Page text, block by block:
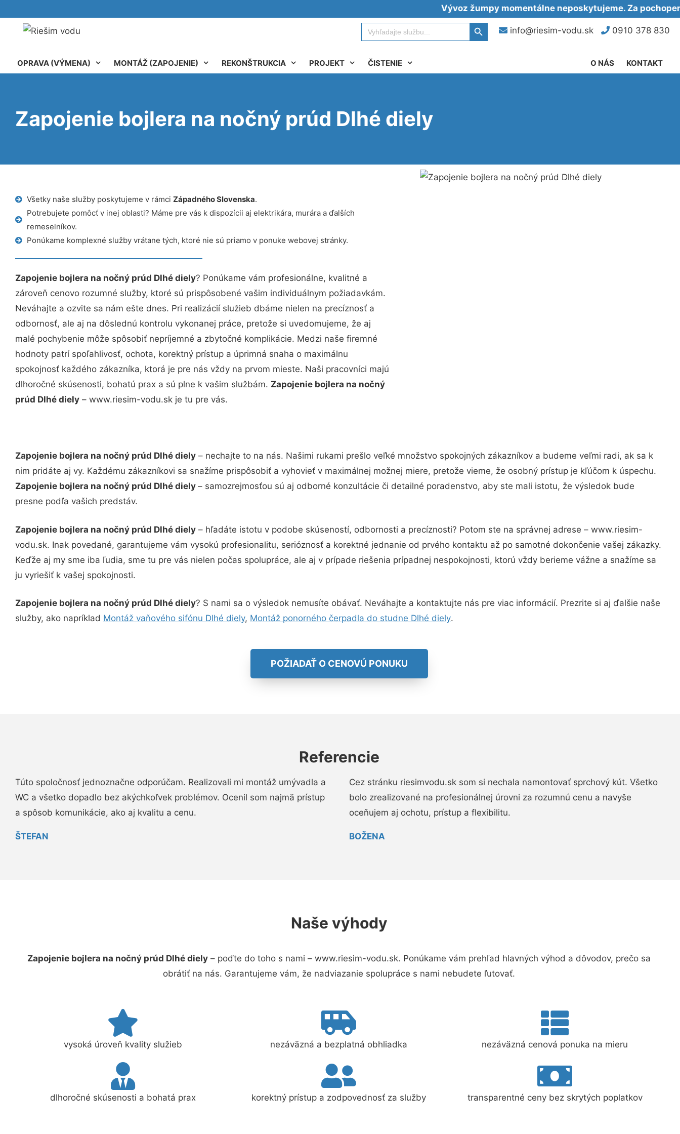
Vývoz žumpy momentálne neposkytujeme. Za pochopenie
info@riesim-vodu.sk 0910 378 830
Search
for:
Search Button
OPRAVA (VÝMENA) MONTÁŽ (ZAPOJENIE) REKONŠTRUKCIA PROJEKT ČISTENIE KONTAKT
O NÁS
Zapojenie bojlera na nočný prúd Dlhé diely
Všetky naše služby poskytujeme v rámci Západného Slovenska.
Potrebujete pomôcť v inej oblasti? Máme pre vás k dispozícii aj elektrikára, murára a ďalších
remeselníkov.
Ponúkame komplexné služby vrátane tých, ktoré nie sú priamo v ponuke webovej stránky.
Zapojenie bojlera na nočný prúd Dlhé diely? Ponúkame vám profesionálne, kvalitné a
zároveň cenovo rozumné služby, ktoré sú prispôsobené vašim individuálnym požiadavkám.
Neváhajte a ozvite sa nám ešte dnes. Pri realizácií služieb dbáme nielen na precíznosť a
odbornosť, ale aj na dôslednú kontrolu vykonanej práce, pretože si uvedomujeme, že aj
malé pochybenie môže spôsobiť nepríjemné a zbytočné komplikácie. Medzi naše firemné
hodnoty patrí spoľahlivosť, ochota, korektný prístup a úprimná snaha o maximálnu
spokojnosť každého zákazníka, ktorá je pre nás vždy na prvom mieste. Naši pracovníci majú
dlhoročné skúsenosti, bohatú prax a sú plne k vašim službám. Zapojenie bojlera na nočný
prúd Dlhé diely – www.riesim-vodu.sk je tu pre vás.
Zapojenie bojlera na nočný prúd Dlhé diely – nechajte to na nás. Našimi rukami prešlo veľké množstvo spokojných zákazníkov a budeme veľmi radi, ak sa k
nim pridáte aj vy. Každému zákazníkovi sa snažíme prispôsobiť a vyhovieť v maximálnej možnej miere, pretože vieme, že osobný prístup je kľúčom k úspechu.
Zapojenie bojlera na nočný prúd Dlhé diely – samozrejmosťou sú aj odborné konzultácie či detailné poradenstvo, aby ste mali istotu, že výsledok bude
presne podľa vašich predstáv.
Zapojenie bojlera na nočný prúd Dlhé diely – hľadáte istotu v podobe skúseností, odbornosti a precíznosti? Potom ste na správnej adrese – www.riesim-
vodu.sk. Inak povedané, garantujeme vám vysokú profesionalitu, serióznosť a korektné jednanie od prvého kontaktu až po samotné dokončenie vašej zákazky.
Keďže aj my sme iba ľudia, sme tu pre vás nielen počas spolupráce, ale aj v prípade riešenia prípadnej nespokojnosti, ktorú vždy berieme vážne a snažíme sa
ju vyriešiť k vašej spokojnosti.
Zapojenie bojlera na nočný prúd Dlhé diely? S nami sa o výsledok nemusíte obávať. Neváhajte a kontaktujte nás pre viac informácií. Prezrite si aj ďalšie naše
služby, ako napríklad Montáž vaňového sifónu Dlhé diely, Montáž ponorného čerpadla do studne Dlhé diely.
POŽIADAŤ O CENOVÚ PONUKU
Referencie
Túto spoločnosť jednoznačne odporúčam. Realizovali mi montáž umývadla a
WC a všetko dopadlo bez akýchkoľvek problémov. Ocenil som najmä prístup
a spôsob komunikácie, ako aj kvalitu a cenu.
ŠTEFAN
Cez stránku riesimvodu.sk som si nechala namontovať sprchový kút. Všetko
bolo zrealizované na profesionálnej úrovni za rozumnú cenu a navyše
oceňujem aj ochotu, prístup a flexibilitu.
BOŽENA
Naše výhody
Zapojenie bojlera na nočný prúd Dlhé diely – poďte do toho s nami – www.riesim-vodu.sk. Ponúkame vám prehľad hlavných výhod a dôvodov, prečo sa
obrátiť na nás. Garantujeme vám, že nadviazanie spolupráce s nami nebudete ľutovať.
vysoká úroveň kvality služieb nezáväzná a bezplatná obhliadka nezáväzná cenová ponuka na mieru
dlhoročné skúsenosti a bohatá prax korektný prístup a zodpovednosť za služby transparentné ceny bez skrytých poplatkov